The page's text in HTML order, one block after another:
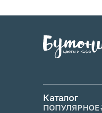
Каталог